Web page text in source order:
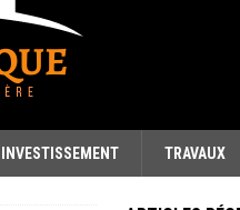
INVESTISSEMENT TRAVAUX